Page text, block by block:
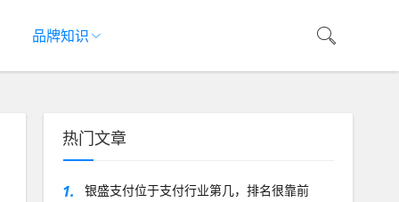
品牌知识
热门文章
1. 银盛支付位于支付行业第几，排名很靠前